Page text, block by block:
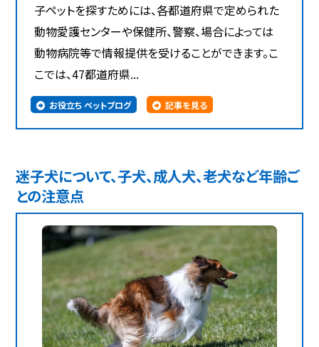
子ペットを探すためには、各都道府県で定められた
動物愛護センターや保健所、警察、場合によっては
動物病院等で情報提供を受けることができます。こ
こでは、47都道府県...
お役立ち ペットブログ 記事を見る
迷子犬について、子犬、成人犬、老犬など年齢ご
との注意点